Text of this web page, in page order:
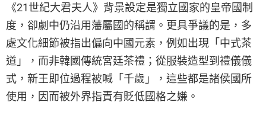
《21世紀大君夫人》背景設定是獨立國家的皇帝國制
度，卻劇中仍沿用藩屬國的稱謂。更具爭議的是，多
處文化細節被指出偏向中國元素，例如出現「中式茶
道」，而非韓國傳統宮廷茶禮；從服裝造型到禮儀儀
式，新王即位過程被喊「千歲」，這些都是諸侯國所
使用，因而被外界指責有貶低國格之嫌。